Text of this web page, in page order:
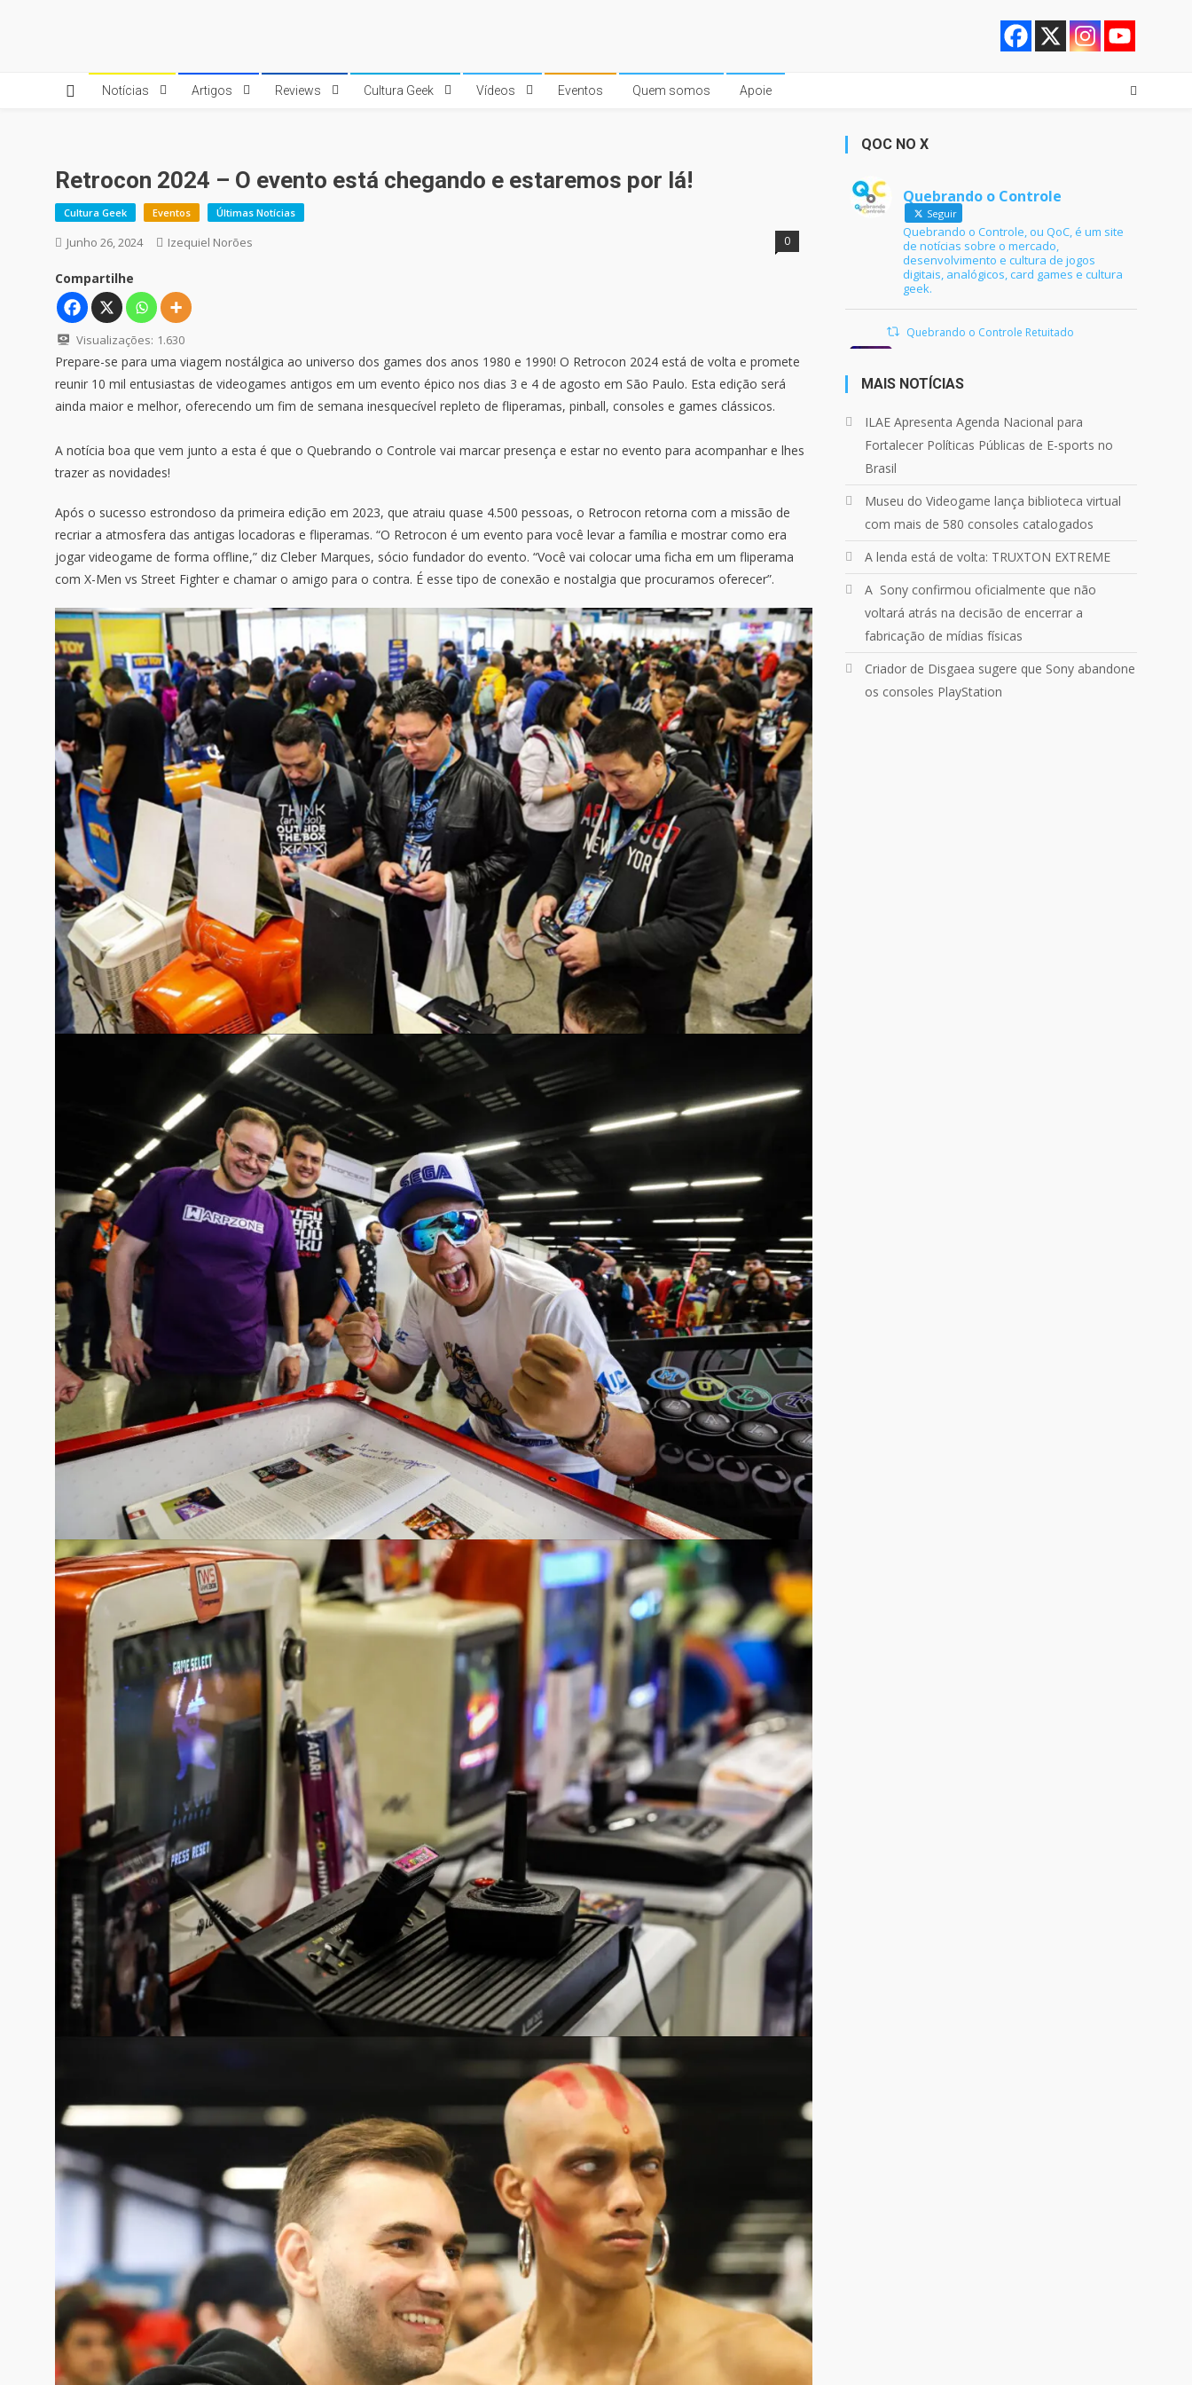
Notícias Artigos Reviews Cultura Geek Vídeos Eventos Quem somos Apoie
Retrocon 2024 – O evento está chegando e estaremos por lá!
Cultura Geek Eventos Últimas Notícias
Junho 26, 2024 Izequiel Norões 0
Compartilhe
Visualizações: 1.630
Prepare-se para uma viagem nostálgica ao universo dos games dos anos 1980 e 1990! O Retrocon 2024 está de volta e promete
reunir 10 mil entusiastas de videogames antigos em um evento épico nos dias 3 e 4 de agosto em São Paulo. Esta edição será
ainda maior e melhor, oferecendo um fim de semana inesquecível repleto de fliperamas, pinball, consoles e games clássicos.
A notícia boa que vem junto a esta é que o Quebrando o Controle vai marcar presença e estar no evento para acompanhar e lhes
trazer as novidades!
Após o sucesso estrondoso da primeira edição em 2023, que atraiu quase 4.500 pessoas, o Retrocon retorna com a missão de
recriar a atmosfera das antigas locadoras e fliperamas. “O Retrocon é um evento para você levar a família e mostrar como era
jogar videogame de forma offline,” diz Cleber Marques, sócio fundador do evento. “Você vai colocar uma ficha em um fliperama
com X-Men vs Street Fighter e chamar o amigo para o contra. É esse tipo de conexão e nostalgia que procuramos oferecer”.
QOC NO X
Quebrando o Controle
Seguir
Quebrando o Controle, ou QoC, é um site
de notícias sobre o mercado,
desenvolvimento e cultura de jogos
digitais, analógicos, card games e cultura
geek.
Quebrando o Controle Retuitado
· 21 jun 2024
ontem no @Podpah
Quebrando o Controle @qocoficial
11 jun 2024
Confira em nosso site o mais
recente REVIEW de Skull & Bones.
Mais em:
https://buff.ly/3yPhDN2
1 1
MAIS NOTÍCIAS
ILAE Apresenta Agenda Nacional para
Fortalecer Políticas Públicas de E-sports no
Brasil
Museu do Videogame lança biblioteca virtual
com mais de 580 consoles catalogados
A lenda está de volta: TRUXTON EXTREME
A Sony confirmou oficialmente que não
voltará atrás na decisão de encerrar a
fabricação de mídias físicas
Criador de Disgaea sugere que Sony abandone
os consoles PlayStation